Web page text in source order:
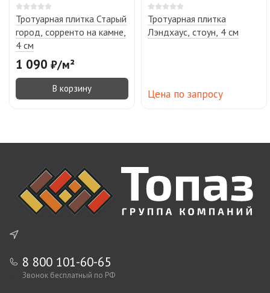
Тротуарная плитка Старый
город, сорренто на камне,
4 см
1 090 ₽/м²
В корзину
Тротуарная плитка
Лэндхаус, стоун, 4 см
Цена по запросу
8 800 101-60-65
Звонок бесплатный по РФ